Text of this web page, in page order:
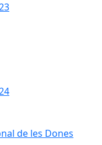
de les Dones